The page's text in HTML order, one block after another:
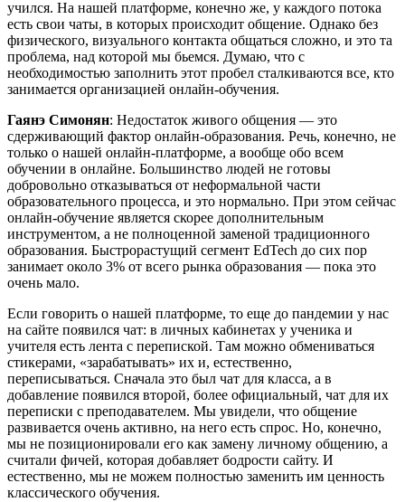
учился. На нашей платформе, конечно же, у каждого потока
есть свои чаты, в которых происходит общение. Однако без
физического, визуального контакта общаться сложно, и это та
проблема, над которой мы бьемся. Думаю, что с
необходимостью заполнить этот пробел сталкиваются все, кто
занимается организацией онлайн-обучения.
Гаянэ Симонян: Недостаток живого общения — это
сдерживающий фактор онлайн-образования. Речь, конечно, не
только о нашей онлайн-платформе, а вообще обо всем
обучении в онлайне. Большинство людей не готовы
добровольно отказываться от неформальной части
образовательного процесса, и это нормально. При этом сейчас
онлайн-обучение является скорее дополнительным
инструментом, а не полноценной заменой традиционного
образования. Быстрорастущий сегмент EdTech до сих пор
занимает около 3% от всего рынка образования — пока это
очень мало.
Если говорить о нашей платформе, то еще до пандемии у нас
на сайте появился чат: в личных кабинетах у ученика и
учителя есть лента с перепиской. Там можно обмениваться
стикерами, «зарабатывать» их и, естественно,
переписываться. Сначала это был чат для класса, а в
добавление появился второй, более официальный, чат для их
переписки с преподавателем. Мы увидели, что общение
развивается очень активно, на него есть спрос. Но, конечно,
мы не позиционировали его как замену личному общению, а
считали фичей, которая добавляет бодрости сайту. И
естественно, мы не можем полностью заменить им ценность
классического обучения.